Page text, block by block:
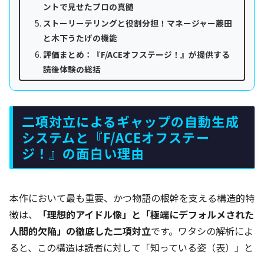
ントで見せたプロの真髄
ストーリーテリングと役割分担！マネージャー藤田
と木下うたげの機能
評価まとめ：『F/ACEオフステージ！』が提供する
読後体験の総括
二項対立によるギャップの自動生成
システムと『F/ACEオフステー
ジ！』の面白い理由
本作において最も重要、かつ物語の根幹を支える構造的特
徴は、
「理想的アイドル像」と「極端にデフォルメされた
人間的欠陥」の徹底した二項対立です。ワタシの解析によ
ると、この構造は読者に対して「知っている姿（表）」と